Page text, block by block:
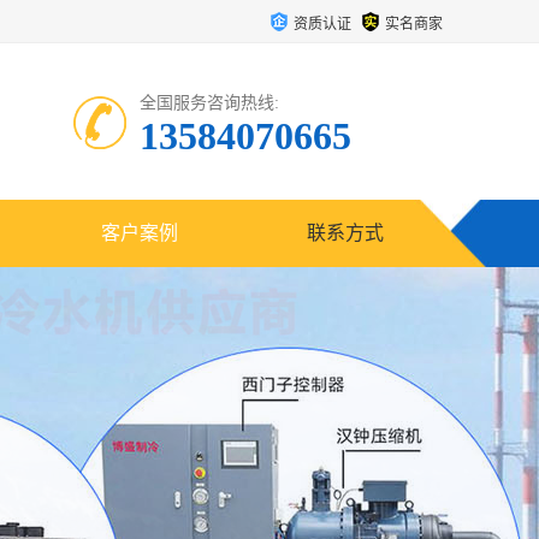
资质认证 实名商家
全国服务咨询热线:
13584070665
客户案例 联系方式